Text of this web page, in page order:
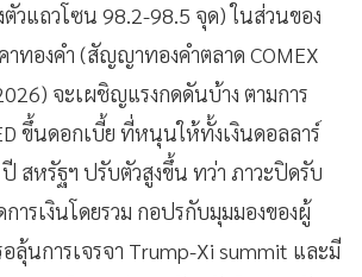
ตัวแถวโซน 98.2-98.5 จุด) ในส่วนของ
าทองคำ (สัญญาทองคำตลาด COMEX
จะเผชิญแรงกดดันบ้าง ตามการ
ขึ้นดอกเบี้ย ที่หนุนให้ทั้งเงินดอลลาร์
สหรัฐฯ ปรับตัวสูงขึ้น ทว่า ภาวะปิดรับ
การเงินโดยรวม กอปรกับมุมมองของผู้
ลุ้นการเจรจา Trump-Xi summit และมี